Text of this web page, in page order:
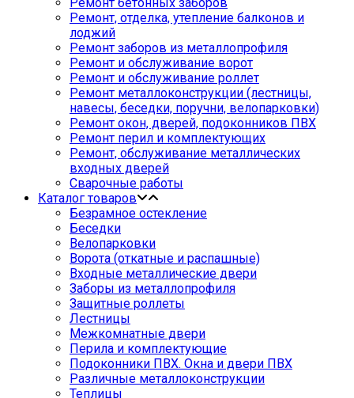
Ремонт бетонных заборов
Ремонт, отделка, утепление балконов и
лоджий
Ремонт заборов из металлопрофиля
Ремонт и обслуживание ворот
Ремонт и обслуживание роллет
Ремонт металлоконструкции (лестницы,
навесы, беседки, поручни, велопарковки)
Ремонт окон, дверей, подоконников ПВХ
Ремонт перил и комплектующих
Ремонт, обслуживание металлических
входных дверей
Сварочные работы
Каталог товаров
Безрамное остекление
Беседки
Велопарковки
Ворота (откатные и распашные)
Входные металлические двери
Заборы из металлопрофиля
Защитные роллеты
Лестницы
Межкомнатные двери
Перила и комплектующие
Подоконники ПВХ. Окна и двери ПВХ
Различные металлоконструкции
Теплицы